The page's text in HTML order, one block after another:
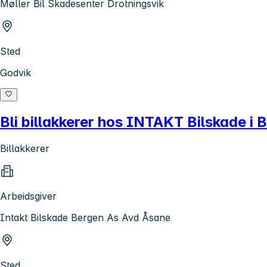
Møller Bil Skadesenter Drotningsvik
Sted
Godvik
Bli billakkerer hos INTAKT Bilskade i
Billakkerer
Arbeidsgiver
Intakt Bilskade Bergen As Avd Åsane